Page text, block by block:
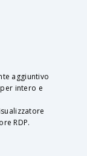
aggiuntivo
intero e
RDP.